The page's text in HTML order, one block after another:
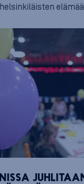
helsinkiläisten